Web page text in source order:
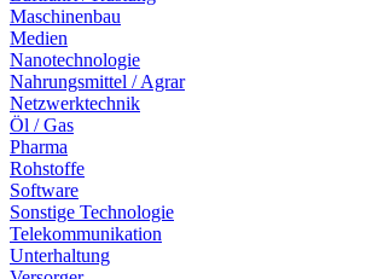
Maschinenbau
Medien
Nanotechnologie
Nahrungsmittel / Agrar
Netzwerktechnik
Öl / Gas
Pharma
Rohstoffe
Software
Sonstige Technologie
Telekommunikation
Unterhaltung